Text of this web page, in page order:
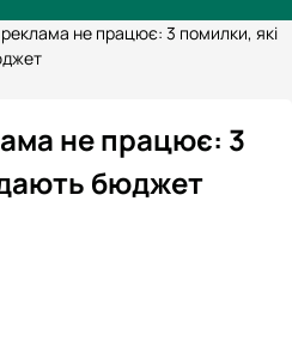
не працює: 3 помилки, які
не працює: 3
бюджет